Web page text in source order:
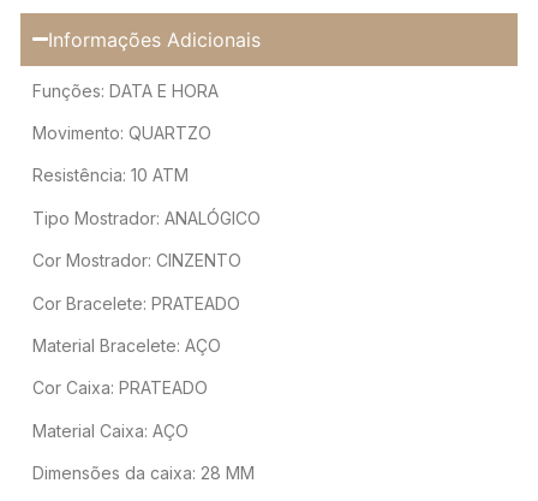
Informações Adicionais
Funções: DATA E HORA
Movimento: QUARTZO
Resistência: 10 ATM
Tipo Mostrador: ANALÓGICO
Cor Mostrador: CINZENTO
Cor Bracelete: PRATEADO
Material Bracelete: AÇO
Cor Caixa: PRATEADO
Material Caixa: AÇO
Dimensões da caixa: 28 MM